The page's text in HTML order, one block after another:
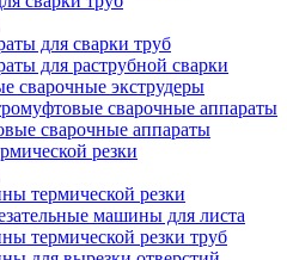
для сварки труб
для раструбной сварки
сварочные экструдеры
сварочные аппараты
сварочные аппараты
резки
термической резки
машины для листа
термической резки труб